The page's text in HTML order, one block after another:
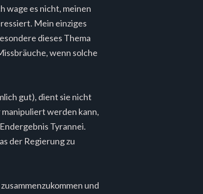
wage es nicht, meinen
Mein einziges
dieses Thema
wenn solche
gut), dient sie nicht
werden kann,
Tyrannei.
der Regierung zu
und